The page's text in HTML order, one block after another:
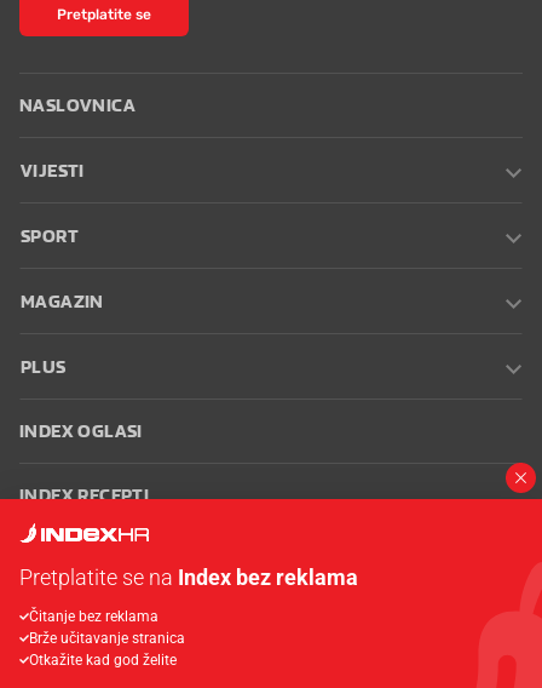
Pretplatite se
NASLOVNICA
VIJESTI
SPORT
MAGAZIN
PLUS
INDEX OGLASI
INDEX RECEPTI
Oglašavanje Zaposli se na Indexu
korištenja
Postavke kolačića
Pretplatite se na Index bez reklama
Čitanje bez reklama
Brže učitavanje stranica
Otkažite kad god želite